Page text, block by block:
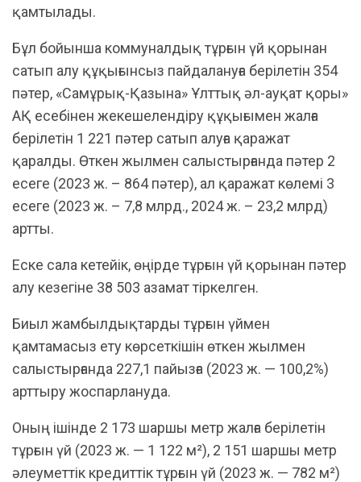
қамтылады.
Бұл бойынша коммуналдық тұрғын үй қорынан
сатып алу құқығынсыз пайдалануға берілетін 354
пәтер, «Самұрық-Қазына» Ұлттық әл-ауқат қоры»
АҚ есебінен жекешелендіру құқығымен жалға
берілетін 1 221 пәтер сатып алуға қаражат
қаралды. Өткен жылмен салыстырғанда пәтер 2
есеге (2023 ж. – 864 пәтер), ал қаражат көлемі 3
есеге (2023 ж. – 7,8 млрд., 2024 ж. – 23,2 млрд)
артты.
​Еске сала кетейік, өңірде тұрғын үй қорынан пәтер
алу кезегіне 38 503 азамат тіркелген.
Биыл жамбылдықтарды тұрғын үймен
қамтамасыз ету көрсеткішін өткен жылмен
салыстырғанда 227,1 пайызға (2023 ж. — 100,2%)
арттыру жоспарлануда.
Оның ішінде 2 173 шаршы метр жалға берілетін
тұрғын үй (2023 ж. — 1 122 м²), 2 151 шаршы метр
әлеуметтік кредиттік тұрғын үй (2023 ж. — 782 м²)